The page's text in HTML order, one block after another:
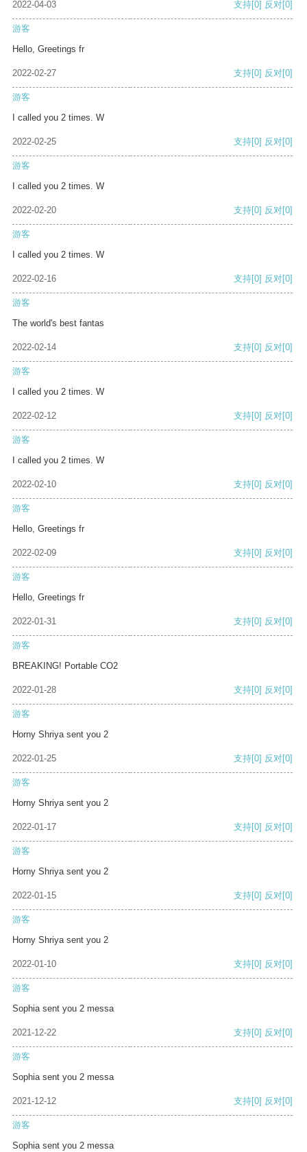
2022-04-03 支持[0] 反对[0]
游客
Hello, Greetings fr
2022-02-27 支持[0] 反对[0]
游客
I called you 2 times. W
2022-02-25 支持[0] 反对[0]
游客
I called you 2 times. W
2022-02-20 支持[0] 反对[0]
游客
I called you 2 times. W
2022-02-16 支持[0] 反对[0]
游客
The world's best fantas
2022-02-14 支持[0] 反对[0]
游客
I called you 2 times. W
2022-02-12 支持[0] 反对[0]
游客
I called you 2 times. W
2022-02-10 支持[0] 反对[0]
游客
Hello, Greetings fr
2022-02-09 支持[0] 反对[0]
游客
Hello, Greetings fr
2022-01-31 支持[0] 反对[0]
游客
BREAKING! Portable CO2
2022-01-28 支持[0] 反对[0]
游客
Horny Shriya sent you 2
2022-01-25 支持[0] 反对[0]
游客
Horny Shriya sent you 2
2022-01-17 支持[0] 反对[0]
游客
Horny Shriya sent you 2
2022-01-15 支持[0] 反对[0]
游客
Horny Shriya sent you 2
2022-01-10 支持[0] 反对[0]
游客
Sophia sent you 2 messa
2021-12-22 支持[0] 反对[0]
游客
Sophia sent you 2 messa
2021-12-12 支持[0] 反对[0]
游客
Sophia sent you 2 messa